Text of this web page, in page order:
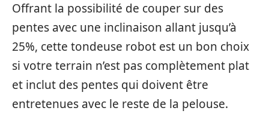
Offrant la possibilité de couper sur des
pentes avec une inclinaison allant jusqu’à
25%, cette tondeuse robot est un bon choix
si votre terrain n’est pas complètement plat
et inclut des pentes qui doivent être
entretenues avec le reste de la pelouse.